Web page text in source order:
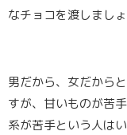
なチョコを渡しましょ
男だから、女だから
すが、甘いものが苦
系が苦手という人はい